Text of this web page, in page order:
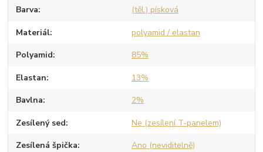
Barva (těl.) písková
Materiál polyamid / elastan
Polyamid 85%
Elastan 13%
Bavlna 2%
Zesílený sed Ne (zesílení T-panelem)
Zesílená špička Ano (neviditelně)